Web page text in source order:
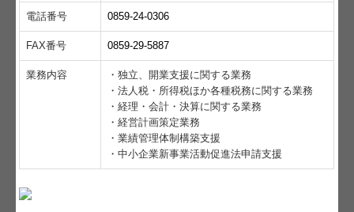
経営革新等支援機関とは
電話番号 0859-24-0306
FAX番号 0859-29-5887
業務内容
・独立、開業支援に関する業務
・法人税・所得税ほか各種税務に関する業務
・経理・会計・決算に関する業務
・経営計画策定業務
・業績管理体制構築支援
・中小企業新事業活動促進法申請支援